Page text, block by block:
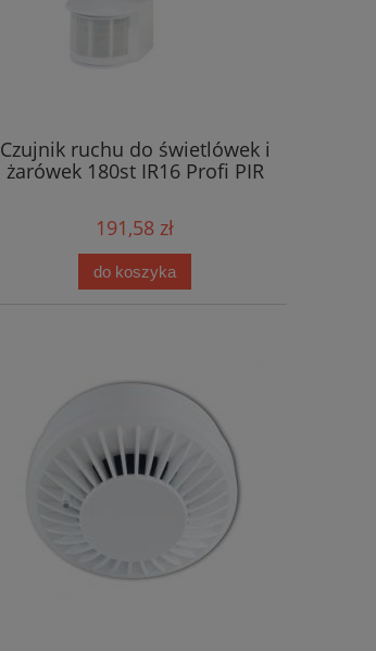
Czujnik ruchu do świetlówek i
żarówek 180st IR16 Profi PIR
191,58 zł
do koszyka